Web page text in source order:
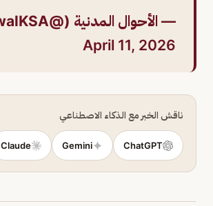
— الأحوال المدنية (@AhwalKSA)
April 11, 2026
ناقش الخبر مع الذكاء الاصطناعي
ChatGPT
Gemini
Claude